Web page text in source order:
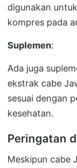
digunakan
kompres pada
Suplemen:
Ada juga
ekstrak cabe
sesuai dengan
kesehatan.
Peringatan
Meskipun cabe